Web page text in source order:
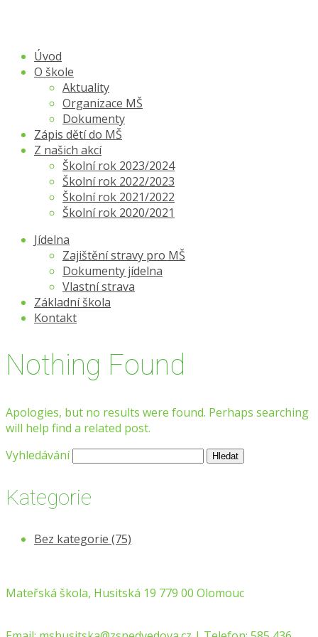
Úvod
O škole
Aktuality
Organizace MŠ
Dokumenty
Zápis dětí do MŠ
Z našich akcí
Školní rok 2023/2024
Školní rok 2022/2023
Školní rok 2021/2022
Školní rok 2020/2021
Jídelna
Zajištění stravy pro MŠ
Dokumenty jídelna
Vlastní strava
Základní škola
Kontakt
Nothing Found
Apologies, but no results were found. Perhaps searching
will help find a related post.
Vyhledávání
Kategorie
Bez kategorie (75)
Mateřská škola, Husitská 19 779 00 Olomouc